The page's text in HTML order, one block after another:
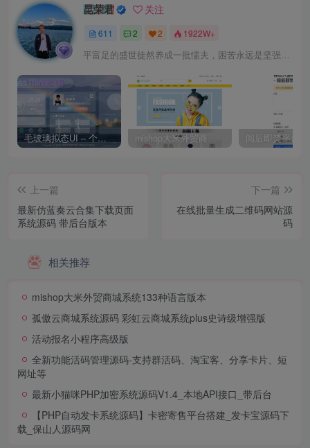
昆荣君 关注
611 2 2 1922W+
毛玻璃拟态UI – 个人主页（开源版）
上一篇
最新仿蓝奏云合集下载页面
系统源码 带后台版本
下一篇
在线批量生成二维码网站源
码
相关推荐
mishop大米外贸商城系统133种语言版本
孤傲云商城系统源码 彩虹云商城系统plus史诗级增强版
活动报名小程序高级版
全新功能活码管理源码-支持群活码、淘宝客、分享卡片、短
网址等
最新小猫咪PHP加密系统源码V1.4_本地API接口_带后台
【PHP自动发卡系统源码】卡密寄售平台搭建_发卡宝源码下
载_保山人源码网